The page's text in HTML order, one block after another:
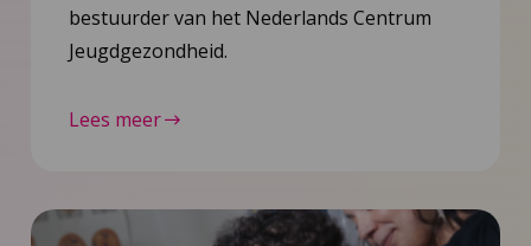
bestuurder van het Nederlands Centrum
Jeugdgezondheid.
Lees meer